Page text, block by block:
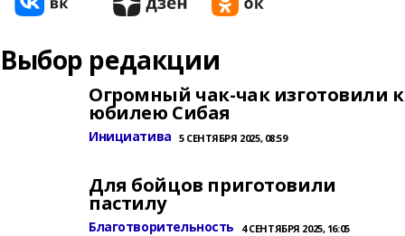
Выбор редакции
Огромный чак-чак изготовили к
юбилею Сибая
Инициатива 5 СЕНТЯБРЯ 2025, 08:59
Для бойцов приготовили
пастилу
Благотворительность 4 СЕНТЯБРЯ 2025, 16:05